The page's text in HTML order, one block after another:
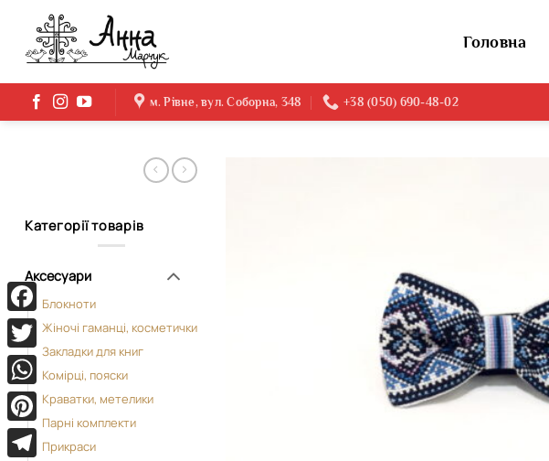
content
Головна
м. Рівне, вул. Соборна, 348 +38 (050) 690-48-02
Категорії товарів
Аксесуари
Блокноти
Жіночі гаманці, косметички
Закладки для книг
Комірці, пояски
Краватки, метелики
Парні комплекти
Прикраси
Facebook
Twitter
WhatsApp
Pinterest